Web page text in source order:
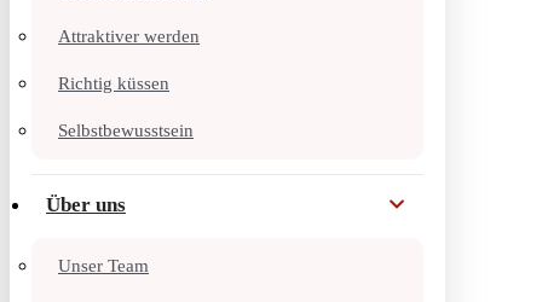
Attraktiver werden
Richtig küssen
Selbstbewusstsein
Über uns
Unser Team